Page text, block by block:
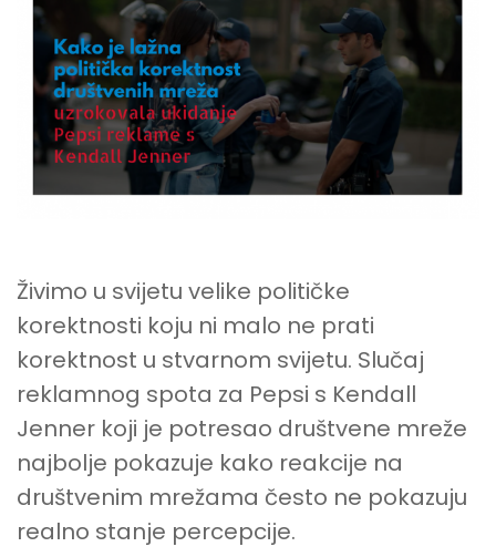
UZROKOVALA
PEPSI
REKLAME
S
Živimo u svijetu velike političke
korektnosti koju ni malo ne prati
korektnost u stvarnom svijetu. Slučaj
reklamnog spota za Pepsi s Kendall
Jenner koji je potresao društvene mreže
najbolje pokazuje kako reakcije na
društvenim mrežama često ne pokazuju
realno stanje percepcije.